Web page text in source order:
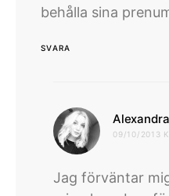
behålla sina
SVARA
Alexandra
09/10/2013
Jag förväntar